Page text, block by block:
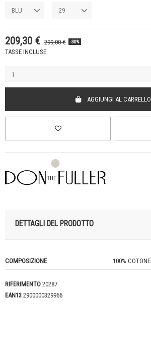
209,30 € 299,00 € -30%
TASSE INCLUSE
AGGIUNGI AL CARRELLO
DETTAGLI DEL PRODOTTO
COMPOSIZIONE 100% COTONE
RIFERIMENTO 20287
EAN13 2900000329966